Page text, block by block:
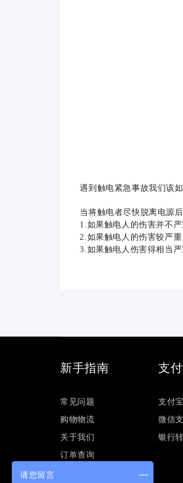
遇到触电紧急事故我们该如
当将触电者尽快脱离电源后
1.如果触电人的伤害并不严
2.如果触电人的伤害较严重
3.如果触电人伤害得相当严
新手指南
常见问题
购物物流
关于我们
订单查询
支
支付
微信
银行
请您留言